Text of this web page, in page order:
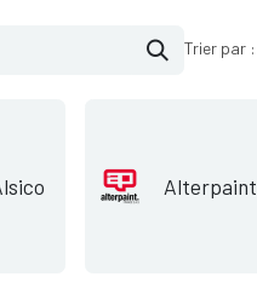
Trier par :
Alterpaint